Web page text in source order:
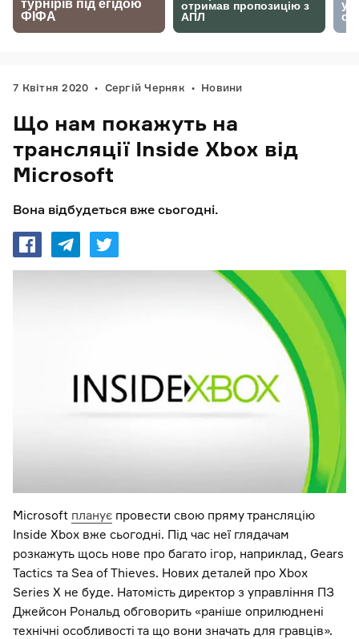
7 Квітня 2020 Сергій Черняк Новини
Що нам покажуть на
трансляції Inside Xbox від
Microsoft
Вона відбудеться вже сьогодні.
Microsoft планує провести свою пряму трансляцію
Inside Xbox вже сьогодні. Під час неї глядачам
розкажуть щось нове про багато ігор, наприклад, Gears
Tactics та Sea of Thieves. Нових деталей про Xbox
Series X не буде. Натомість директор з управління ПЗ
Джейсон Рональд обговорить «раніше оприлюднені
технічні особливості та що вони значать для гравців».